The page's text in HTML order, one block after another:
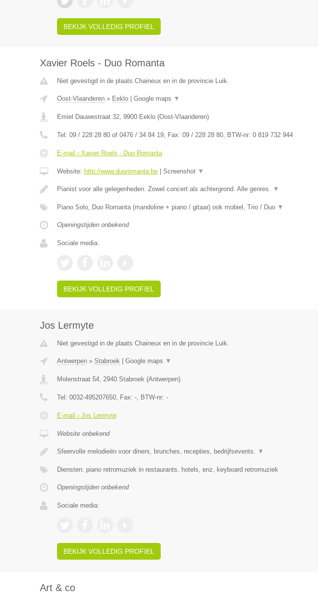
BEKIJK VOLLEDIG PROFIEL
Xavier Roels - Duo Romanta
Niet gevestigd in de plaats Chaineux en in de provincie Luik.
Oost-Vlaanderen» Eeklo| Google maps ▼
Emiel Dauwestraat 32, 9900 Eeklo(Oost-Vlaanderen)
Tel: 09 / 228 28 80 of 0476 / 34 84 19, Fax: 09 / 228 28 80, BTW-nr: 0 819 732 944
E-mail › Xavier Roels - Duo Romanta
Website: http://www.duoromanta.be| Screenshot ▼
Pianist voor alle gelegenheden. Zowel concert als achtergrond. Alle genres. ▼
Piano Solo, Duo Romanta (mandoline + piano / gitaar) ook mobiel, Trio / Duo ▼
Openingstijden onbekend
Sociale media:
BEKIJK VOLLEDIG PROFIEL
Jos Lermyte
Niet gevestigd in de plaats Chaineux en in de provincie Luik.
Antwerpen» Stabroek| Google maps ▼
Molenstraat 54, 2940 Stabroek(Antwerpen)
Tel: 0032-495207650, Fax: -, BTW-nr: -
E-mail › Jos Lermyte
Website onbekend
Sfeervolle melodieën voor diners, brunches, recepties, bedrijfsevents. ▼
Diensten: piano retromuziek in restaurants, hotels, enz, keyboard retromuziek
Openingstijden onbekend
Sociale media:
BEKIJK VOLLEDIG PROFIEL
Art & co